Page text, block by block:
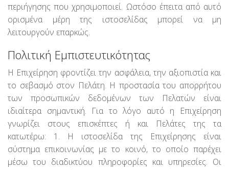
περιήγησης που χρησιμοποιεί. Ωστόσο έπειτα από αυτό
ορισμένα μέρη της ιστοσελίδας μπορεί να μη
λειτουργούν επαρκώς.
Πολιτική Εμπιστευτικότητας
Η Επιχείρηση φροντίζει την ασφάλεια, την αξιοπιστία και
το σεβασμό στον Πελάτη. Η προστασία του απορρήτου
των προσωπικών δεδομένων των Πελατών είναι
ιδιαίτερα σημαντική. Για το λόγο αυτό η Επιχείρηση
γνωρίζει στους επισκέπτες ή και Πελάτες της τα
κατωτέρω: 1. Η ιστοσελίδα της Επιχείρησης είναι
σύστημα επικοινωνίας με το κοινό, το οποίο παρέχει
μέσω του διαδικτύου πληροφορίες και υπηρεσίες. Οι